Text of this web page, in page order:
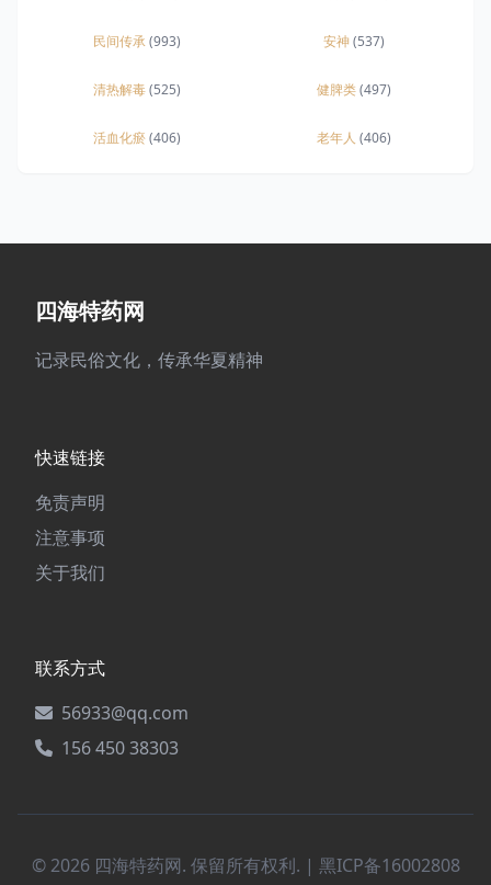
民间传承(993) 安神(537)
清热解毒(525) 健脾类(497)
活血化瘀(406) 老年人 (406)
四海特药网
记录民俗文化，传承华夏精神
快速链接
免责声明
注意事项
关于我们
联系方式
56933@qq.com
156 450 38303
© 2026 四海特药网. 保留所有权利. | 黑ICP备16002808